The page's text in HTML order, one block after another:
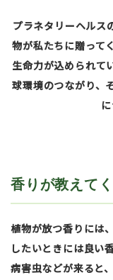
プラネタリーヘルス
物が私たちに贈って
生命力が込められて
球環境のつながり、
香りが教えて
植物が放つ香りには
したいときには良い
病害虫などが来ると